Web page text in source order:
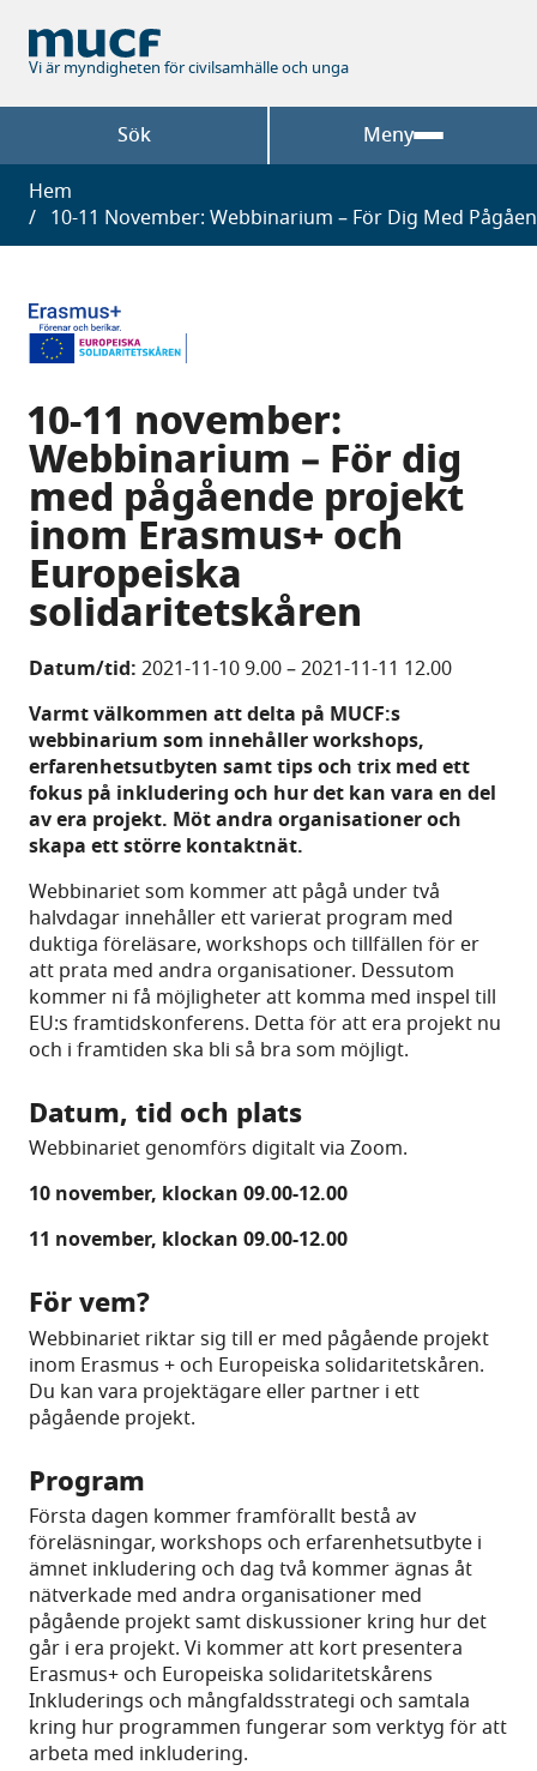
huvudinnehåll
Vi är myndigheten för civilsamhälle och unga
Sök Meny
Länkstig
Hem
10-11 November: Webbinarium – För Dig Med
10-11 november:
Webbinarium – För dig
med pågående projekt
inom Erasmus+ och
Europeiska
solidaritetskåren
Datum/tid: 2021-11-10 9.00–2021-11-11 12.00
Varmt välkommen att delta på MUCF:s
webbinarium som innehåller workshops,
erfarenhetsutbyten samt tips och trix med ett
fokus på inkludering och hur det kan vara en del
av era projekt. Möt andra organisationer och
skapa ett större kontaktnät.
Webbinariet som kommer att pågå under två
halvdagar innehåller ett varierat program med
duktiga föreläsare, workshops och tillfällen för er
att prata med andra organisationer. Dessutom
kommer ni få möjligheter att komma med inspel till
EU:s framtidskonferens. Detta för att era projekt nu
och i framtiden ska bli så bra som möjligt.
Datum, tid och plats
Webbinariet genomförs digitalt via Zoom.
10 november, klockan 09.00-12.00
11 november, klockan 09.00-12.00
För vem?
Webbinariet riktar sig till er med pågående projekt
inom Erasmus + och Europeiska solidaritetskåren.
Du kan vara projektägare eller partner i ett
pågående projekt.
Program
Första dagen kommer framförallt bestå av
föreläsningar, workshops och erfarenhetsutbyte i
ämnet inkludering och dag två kommer ägnas åt
nätverkade med andra organisationer med
pågående projekt samt diskussioner kring hur det
går i era projekt. Vi kommer att kort presentera
Erasmus+ och Europeiska solidaritetskårens
Inkluderings och mångfaldsstrategi och samtala
kring hur programmen fungerar som verktyg för att
arbeta med inkludering.